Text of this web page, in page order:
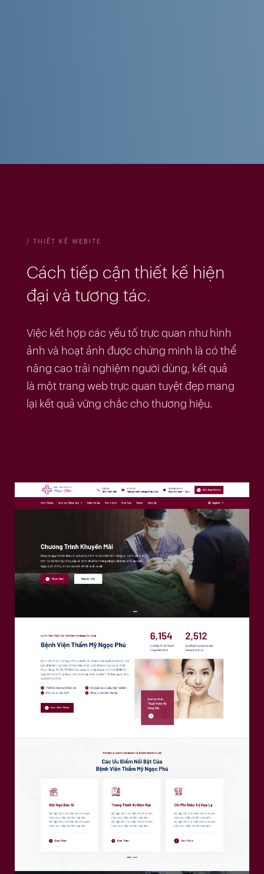
Dịch vụ06
Giới thiệu
Tạp chí 14
Awards
Khách Hàng05
Tuyển Dụng04
Yêu Cầu
/ THIẾT KẾ WEBITE
Cách tiếp cận thiết kế hiện
đại và tương tác.
Việc kết hợp các yếu tố trực quan như hình
ảnh và hoạt ảnh được chứng minh là có thể
nâng cao trải nghiệm người dùng, kết quả
là một trang web trực quan tuyệt đẹp mang
lại kết quả vững chắc cho thương hiệu.